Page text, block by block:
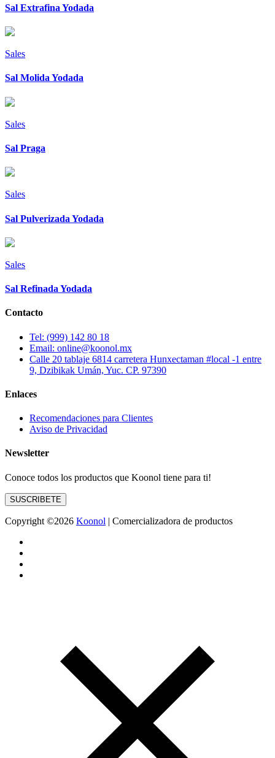
Sal Extrafina Yodada
Sales
Sal Molida Yodada
Sales
Sal Praga
Sales
Sal Pulverizada Yodada
Sales
Sal Refinada Yodada
Contacto
Tel: (999) 142 80 18
Email: online@koonol.mx
Calle 20 tablaje 6814 carretera Hunxectaman #local -1 entre
9, Dzibikak Umán, Yuc. CP. 97390
Enlaces
Recomendaciones para Clientes
Aviso de Privacidad
Newsletter
Conoce todos los productos que Koonol tiene para ti!
SUSCRIBETE
Copyright ©2026 Koonol | Comercializadora de productos